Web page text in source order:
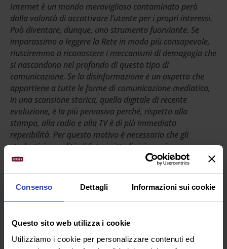
Consenso Dettagli Informazioni sui cookie
Questo sito web utilizza i cookie
Utilizziamo i cookie per personalizzare contenuti ed
Internet è un mondo meraviglioso contaminato però
dalla volontà di accattivare l’utente per i propri interessi.
Può diventare, dunque, uno strumento fuorviante. Se
imparassimo a leggere la Rete in modo più consapevole,
riusciremmo a riconoscere i meccanismi di demagogia che
si nascondono nel profondo di questo tipo di
comunicazione. Se la disinformazione è un aspetto che
appartiene a tutte le forme di comunicazione mediatica,
in una scansione storica, quella digitale di recente
evoluzione, è la più pervasiva perché, rispetto alla
stampa, alla radio e alla TV è di più immediata
reperibilità. Per questo motivo è necessario che gli
studenti, in qualità di futuri cittadini, imparino a
conoscere le potenzialità ma anche l’imprevedibilità di
4. Quali sono degli esempi pratici di prassi
monolitico secondo il punto di vista del vincitore: il vinto è